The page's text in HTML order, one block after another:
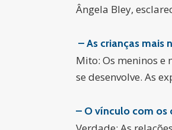
Ângela Bley,
– As crianças mais
Mito: Os meninos e
se desenvolve. As
– O vínculo com